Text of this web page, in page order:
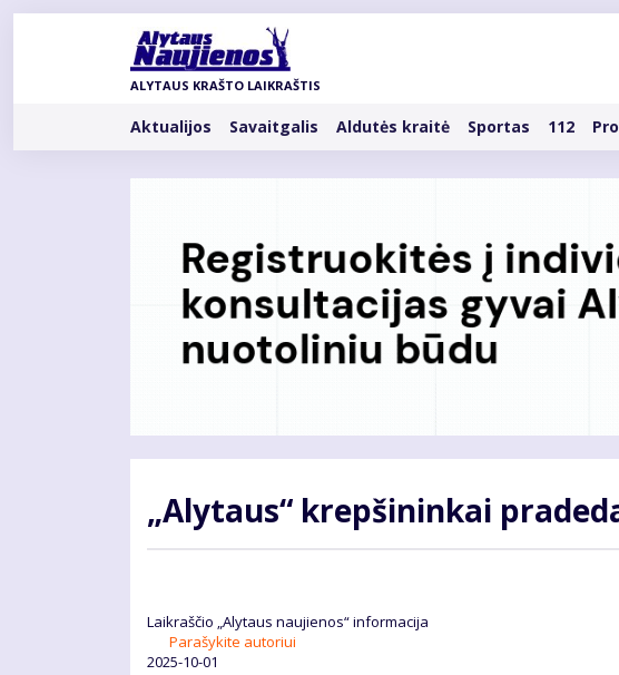
Pereiti
ALYTAUS KRAŠTO LAIKRAŠTIS
Rubrikos
Aktualijos Savaitgalis Aldutės kraitė Sportas 112
„Alytaus“ krepšininkai
Laikraščio „Alytaus naujienos“ informacija
Parašykite autoriui
2025-10-01